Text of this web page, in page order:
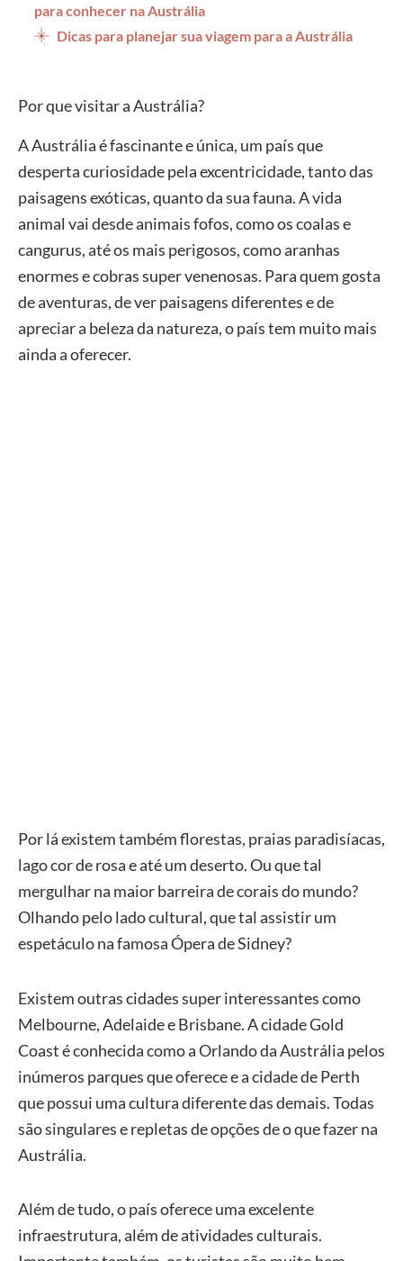
para conhecer na Austrália
Dicas para planejar sua viagem para a Austrália
Por que visitar a Austrália?
A Austrália é fascinante e única, um país que
desperta curiosidade pela excentricidade, tanto das
paisagens exóticas, quanto da sua fauna. A vida
animal vai desde animais fofos, como os coalas e
cangurus, até os mais perigosos, como aranhas
enormes e cobras super venenosas. Para quem gosta
de aventuras, de ver paisagens diferentes e de
apreciar a beleza da natureza, o país tem muito mais
ainda a oferecer.
Por lá existem também florestas, praias paradisíacas,
lago cor de rosa e até um deserto. Ou que tal
mergulhar na maior barreira de corais do mundo?
Olhando pelo lado cultural, que tal assistir um
espetáculo na famosa Ópera de Sidney?
Existem outras cidades super interessantes como
Melbourne, Adelaide e Brisbane. A cidade Gold
Coast é conhecida como a Orlando da Austrália pelos
inúmeros parques que oferece e a cidade de Perth
que possui uma cultura diferente das demais. Todas
são singulares e repletas de opções de o que fazer na
Austrália.
Além de tudo, o país oferece uma excelente
infraestrutura, além de atividades culturais.